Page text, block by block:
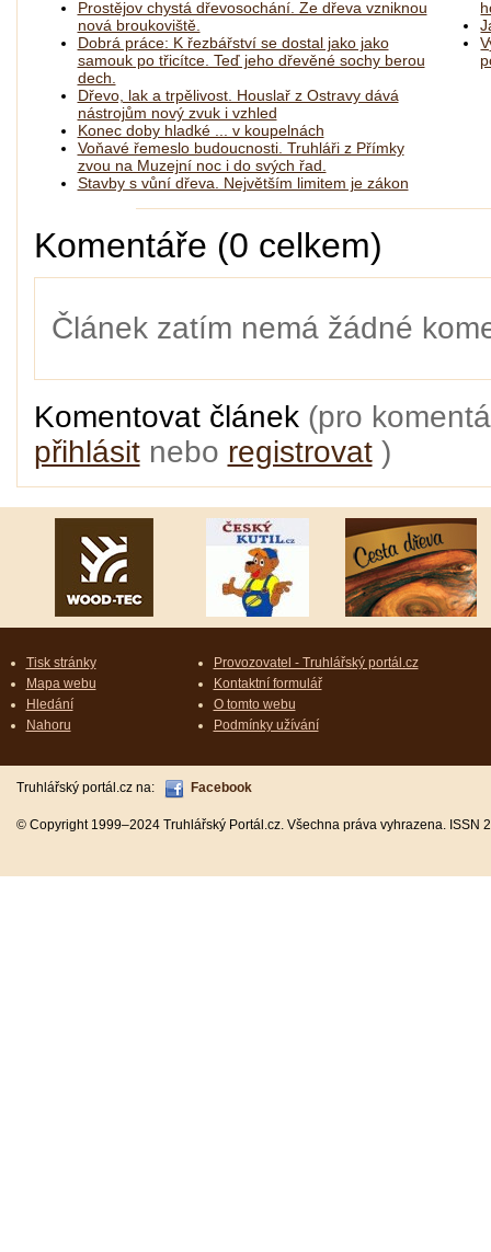
Prostějov chystá dřevosochání. Ze dřeva vzniknou
nová broukoviště.
Dobrá práce: K řezbářství se dostal jako jako
samouk po třicítce. Teď jeho dřevěné sochy berou
dech.
Dřevo, lak a trpělivost. Houslař z Ostravy dává
nástrojům nový zvuk i vzhled
Konec doby hladké ... v koupelnách
Voňavé řemeslo budoucnosti. Truhláři z Přímky
zvou na Muzejní noc i do svých řad.
Stavby s vůní dřeva. Největším limitem je zákon
Komentáře (0 celkem)
Článek zatím nemá žádné
Komentovat článek (pro
přihlásitnebo registrovat)
Tisk stránky
Mapa webu
Hledání
Nahoru
Provozovatel - Truhlářský portál.cz
Kontaktní formulář
O tomto webu
Podmínky užívání
Truhlářský portál.cz na: Facebook
© Copyright 1999–2024 Truhlářský Portál.cz. Všechna práva vyhrazena.